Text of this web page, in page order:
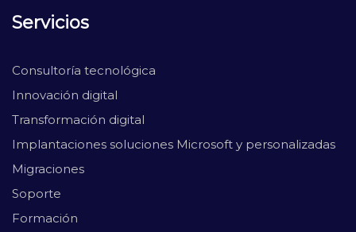
Servicios
Consultoría tecnológica
Innovación digital
Transformación digital
Implantaciones soluciones Microsoft y personalizadas
Migraciones
Soporte
Formación